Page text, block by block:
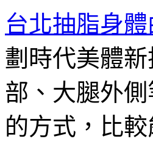
台北抽脂身
劃時代美體
部、大腿外
的方式，比